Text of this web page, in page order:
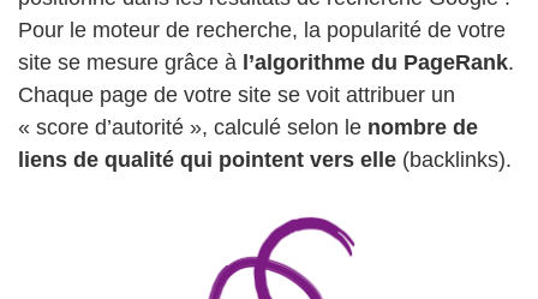
Pour le moteur de recherche, la popularité de votre
site se mesure grâce à l’algorithme du PageRank.
Chaque page de votre site se voit attribuer un
« score d’autorité », calculé selon le nombre de
liens de qualité qui pointent vers elle (backlinks).